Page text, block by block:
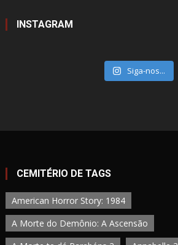
INSTAGRAM
Siga-nos...
CEMITÉRIO DE TAGS
American Horror Story: 1984
A Morte do Demônio: A Ascensão